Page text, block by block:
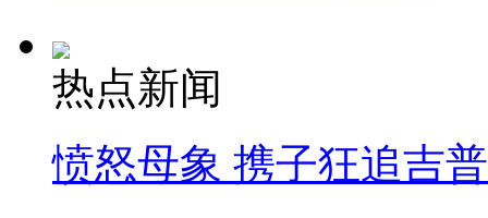
热点新闻
愤怒母象 携子狂追吉